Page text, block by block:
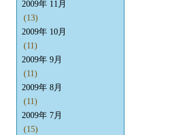
2009年 11月
(13)
2009年 10月
(11)
2009年 9月
(11)
2009年 8月
(11)
2009年 7月
(15)